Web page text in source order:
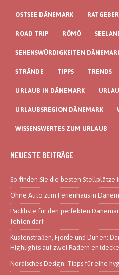
OSTSEE DÄNEMARK RATGEBER
ROAD TRIP RÖMÖ
SEHENSWÜRDIGKEITEN
STRÄNDE TIPPS TRENDS
URLAUB IN DÄNEMARK
URLAUBSREGION DÄNEMARK
WISSENSWERTES ZUM URLAUB
NEUESTE BEITRÄGE
So finden Sie die besten Stellplätze
Ohne Auto zum Ferienhaus in
Packliste für den perfekten
fehlen darf
Küstenstraßen, Fjorde und Dünen:
Highlights auf zwei Rädern
Nordisches Design: Tipps für eine